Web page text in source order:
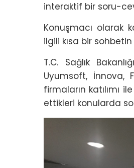
interaktif bir soru-
Konuşmacı olarak
ilgili kısa bir
T.C. Sağlık
Uyumsoft, İnnova,
firmaların katılımı
ettikleri konularda